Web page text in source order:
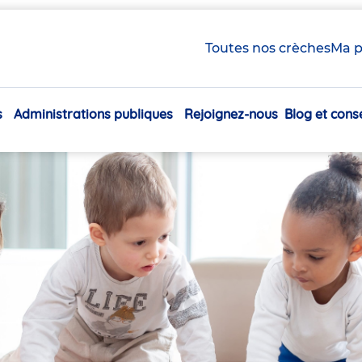
Toutes nos crèchesMa
Navigation
Administrations publiques Rejoignez-nous Blog et